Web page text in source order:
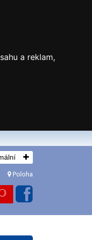
a reklam,
Poloha